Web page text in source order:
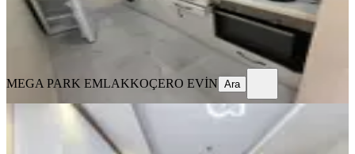
MEGA PARK EMLAK KOÇERO EVİN
MEGA PARK EMLAKKOÇERO EVİN Ara
Tellidere Kılıç Tatlı Civ.geniş
Oturumlu Kaçmaz Lüks Fırsat